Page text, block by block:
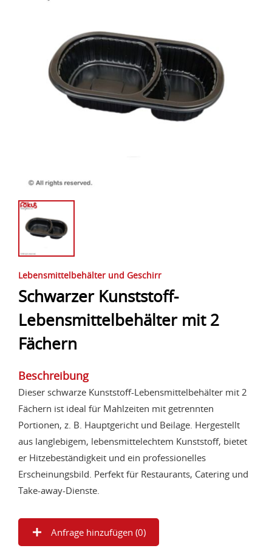
Lebensmittelbehälter und Geschirr
Schwarzer Kunststoff-
Lebensmittelbehälter mit 2
Fächern
Beschreibung
Dieser schwarze Kunststoff-Lebensmittelbehälter mit 2
Fächern ist ideal für Mahlzeiten mit getrennten
Portionen, z. B. Hauptgericht und Beilage. Hergestellt
aus langlebigem, lebensmittelechtem Kunststoff, bietet
er Hitzebeständigkeit und ein professionelles
Erscheinungsbild. Perfekt für Restaurants, Catering und
Take-away-Dienste.
Anfrage hinzufügen (0)